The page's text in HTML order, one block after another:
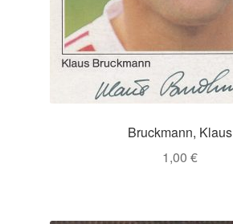
Bruckmann, Klaus
1,00 €